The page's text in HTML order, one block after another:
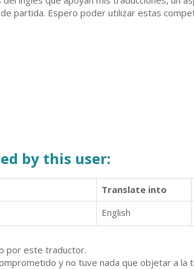
partida. Espero poder utilizar estas
by this user:
Translate into
English
por este traductor.
y no tuve nada que objetar a la